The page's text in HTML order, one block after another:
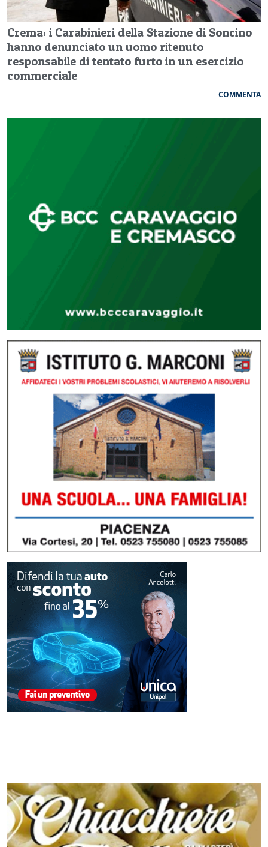
Crema: i Carabinieri della Stazione di Soncino
hanno denunciato un uomo ritenuto
responsabile di tentato furto in un esercizio
commerciale
COMMENTA